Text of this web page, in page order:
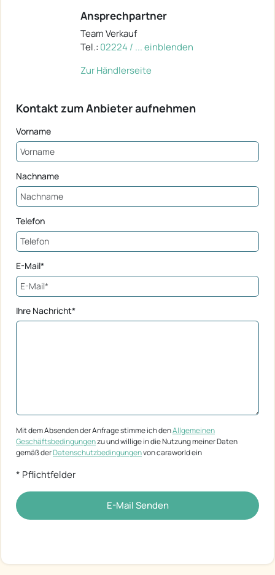
Ansprechpartner
Team Verkauf
Tel.: 02224 / ... einblenden
Zur Händlerseite
Kontakt zum Anbieter aufnehmen
Vorname
Nachname
Telefon
E-Mail*
Ihre Nachricht*
Mit dem Absenden der Anfrage stimme ich denAllgemeinen
Geschäftsbedingungenzu und willige in die Nutzung meiner Daten
gemäß derDatenschutzbedingungenvon caraworld ein
* Pflichtfelder
E-Mail Senden